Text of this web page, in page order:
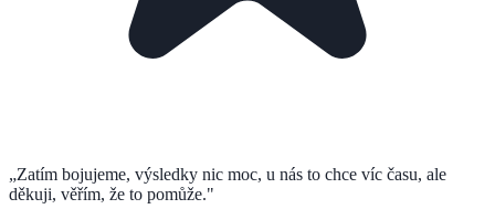
„Zatím bojujeme, výsledky nic moc, u nás to chce víc času, ale
děkuji, věřím, že to pomůže."